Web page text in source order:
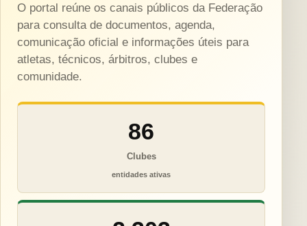
O portal reúne os canais públicos da Federação
para consulta de documentos, agenda,
comunicação oficial e informações úteis para
atletas, técnicos, árbitros, clubes e
comunidade.
86
Clubes
entidades ativas